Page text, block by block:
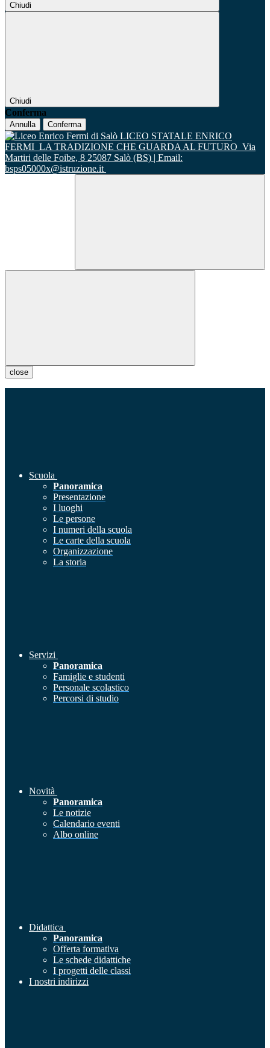
Chiudi
Chiudi
Conferma
Annulla Conferma
LICEO STATALE ENRICO
FERMI LA TRADIZIONE CHE GUARDA AL FUTURO Via
Martiri delle Foibe, 8 25087 Salò (BS) | Email:
bsps05000x@istruzione.it
close
Scuola
Panoramica
Presentazione
I luoghi
Le persone
I numeri della scuola
Le carte della scuola
Organizzazione
La storia
Servizi
Panoramica
Famiglie e studenti
Personale scolastico
Percorsi di studio
Novità
Panoramica
Le notizie
Calendario eventi
Albo online
Didattica
Panoramica
Offerta formativa
Le schede didattiche
I progetti delle classi
I nostri indirizzi